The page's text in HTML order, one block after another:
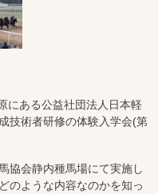
にある公益社団法人日本軽
技術者研修の体験入学会(第
協会静内種馬場にて実施し
のような内容なのかを知っ